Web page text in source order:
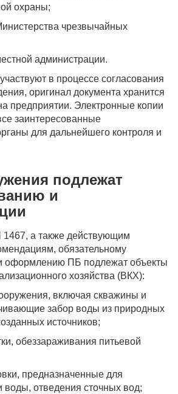
охраны;
чрезвычайных
администрации.
в процессе согласования
оригинал документа хранится
предприятии. Электронные копии
заинтересованные
для дальнейшего контроля и
подлежат
и
а также действующим
обязательному
оформлению ПБ подлежат объекты
хозяйства (ВКХ):
включая скважины и
забор воды из природных
источников;
обеззараживания питьевой
предназначенные для
воды, отведения сточных вод;